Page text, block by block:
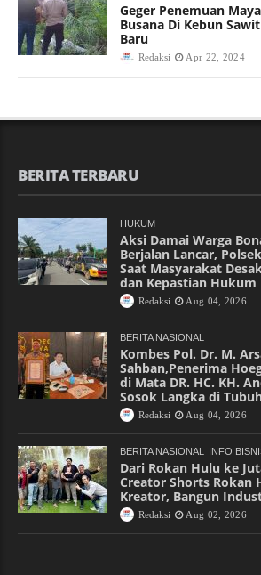
Geger Penemuan
Busana Di Kebun
Baru
Redaksi Apr 22, 2024
BERITA TERBARU
HUKUM
Aksi Damai Warga
Berjalan Lancar,
Saat Masyarakat
dan Kepastian Hukum
Redaksi Aug 04, 2026
BERITA NASIONAL
Kombes Pol. Dr. M.
Sahban,Penerima
di Mata DR. HC. KH.
Sosok Langka di
Redaksi Aug 04, 2026
BERITA NASIONAL INFO
Dari Rokan Hulu ke
Creator Shorts Rokan
Kreator, Bangun
Redaksi Aug 02, 2026